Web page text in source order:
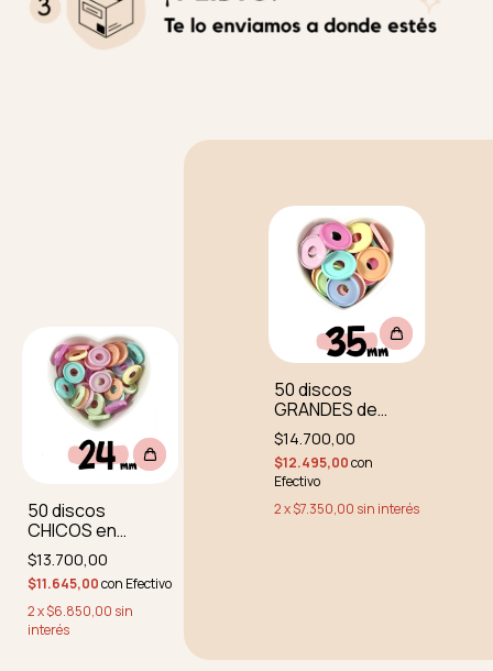
50 discos
CHICOS en
colores a
elección
$13.700,00
$11.645,00con Efectivo
2x$6.850,00 sin
interés
50 discos
GRANDES de
colores a
elección
$14.700,00
$12.495,00con
Efectivo
2x$7.350,00 sin interés